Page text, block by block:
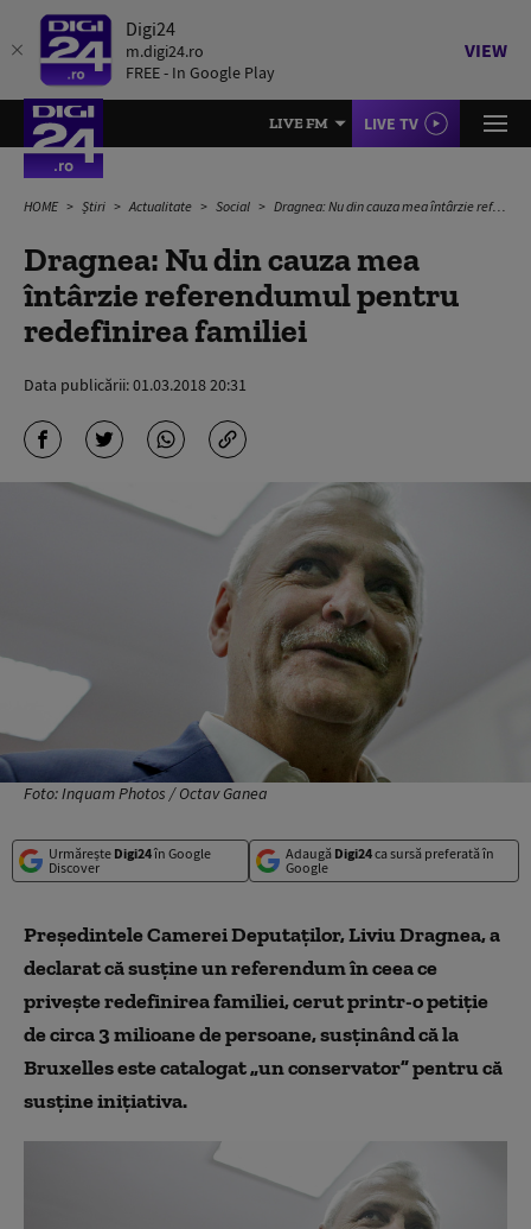
Digi24
m.digi24.ro
FREE - In Google Play
VIEW
LIVE FM LIVE TV
HOME Știri Actualitate Social Dragnea: Nu din cauza mea întârzie referendumul pentru redefinirea familiei
Dragnea: Nu din cauza mea
întârzie referendumul pentru
redefinirea familiei
Data publicării:01.03.2018 20:31
Foto: Inquam Photos / Octav Ganea
Urmărește Digi24în Google
Discover
Adaugă Digi24ca sursă preferată în
Google
Preşedintele Camerei Deputaţilor, Liviu Dragnea, a
declarat că susţine un referendum în ceea ce
priveşte redefinirea familiei, cerut printr-o petiţie
de circa 3 milioane de persoane, susținând că la
Bruxelles este catalogat „un conservator” pentru că
susţine iniţiativa.